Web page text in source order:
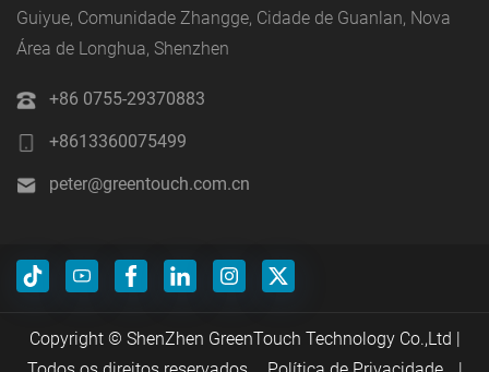
Guiyue, Comunidade Zhangge, Cidade de Guanlan, Nova
Área de Longhua, Shenzhen
+86 0755-29370883
+8613360075499
peter@greentouch.com.cn
Copyright © ShenZhen GreenTouch Technology Co.,Ltd |